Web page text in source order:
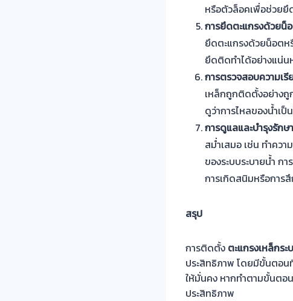
หรือตัวล็อคเพื่อช่วยยึ
การยึดตะแกรงด้วยน็
ยึดตะแกรงด้วยน็อตห
ยึดติดทำได้อย่างแน่น
การตรวจสอบความเ
เหล็กถูกติดตั้งอย่างถู
ดูว่าการไหลของน้ำเ
การดูแลและบำรุงรัก
สม่ำเสมอ เช่น ทำคว
ของระบบระบายน้ำ ก
การเกิดสนิมหรือการ
สรุป
การติดตั้ง ตะแกรงเหล็กร
ประสิทธิภาพ โดยมีขั้นตอ
ให้มั่นคง หากทำตามขั้นตอ
ประสิทธิภาพ